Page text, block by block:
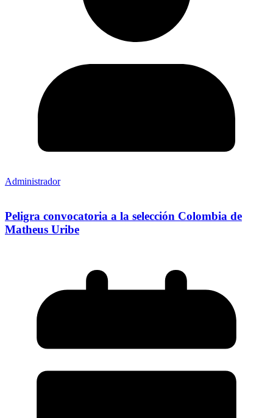
Administrador
Peligra convocatoria a la selección Colombia de
Matheus Uribe